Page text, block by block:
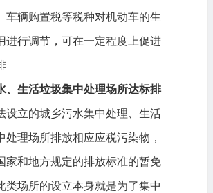
车辆购置税等税种对机动车的生
进行调节，可在一定程度上促进
、生活垃圾集中处理场所达标排
设立的城乡污水集中处理、生活
处理场所排放相应应税污染物，
家和地方规定的排放标准的暂免
类场所的设立本身就是为了集中